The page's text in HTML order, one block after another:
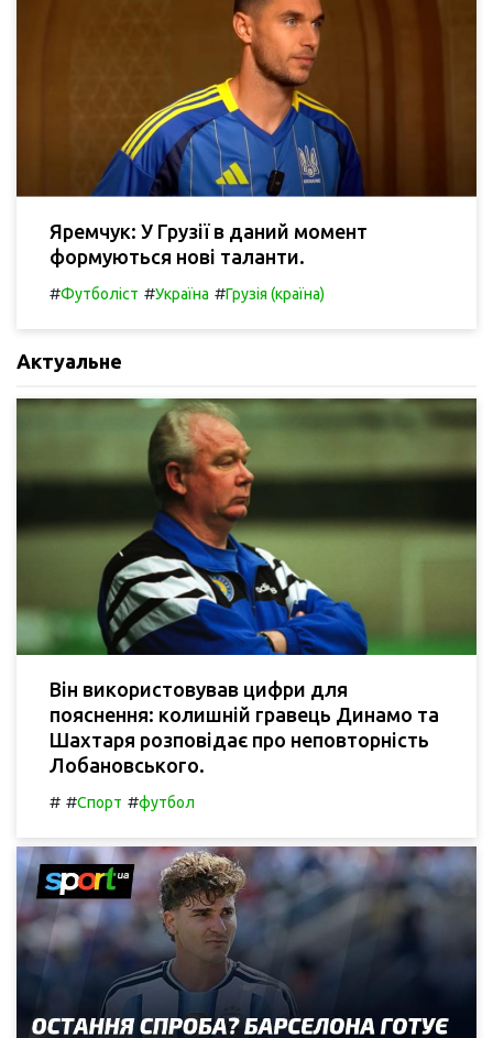
Яремчук: У Грузії в даний момент
формуються нові таланти.
#Футболіст #Україна #Грузія (країна)
Актуальне
Він використовував цифри для
пояснення: колишній гравець Динамо та
Шахтаря розповідає про неповторність
Лобановського.
# #Спорт #футбол